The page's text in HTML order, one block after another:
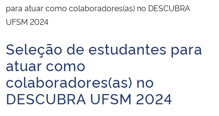
Ministério da Economia
Ministério da Infraestrutura
Ministério da Agricultura, Pecuária e Abastecimento
Ministério da Educação
para atuar como colaboradores(as) no DESCUBRA
UFSM 2024
Início do conteúdo
Seleção de estudantes para
atuar como
colaboradores(as) no
DESCUBRA UFSM 2024